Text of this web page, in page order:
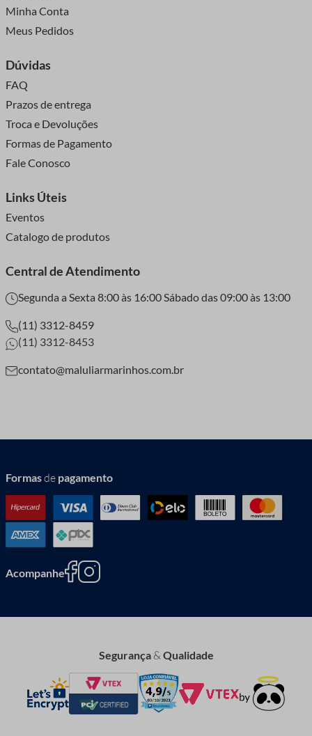
Minha Conta
Meus Pedidos
Dúvidas
FAQ
Prazos de entrega
Troca e Devoluções
Formas de Pagamento
Fale Conosco
Links Úteis
Eventos
Catalogo de produtos
Central de Atendimento
Segunda a Sexta 8:00 às 16:00 Sábado das 09:00 às 13:00
(11) 3312-8459
(11) 3312-8453
contato@maluliarmarinhos.com.br
Formasde pagamento
Acompanhe
Segurança&Qualidade